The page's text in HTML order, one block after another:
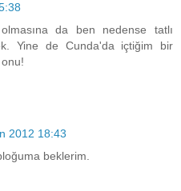
da ben nedense tatlı
Yine de Cunda'da içtiğim bir
2012 18:43
beklerim.